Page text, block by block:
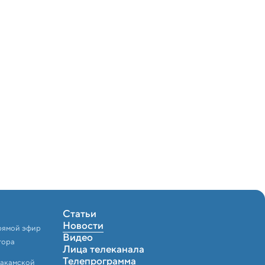
эфир
Статьи
Новости
Видео
Лица телеканала
Телепрограмма